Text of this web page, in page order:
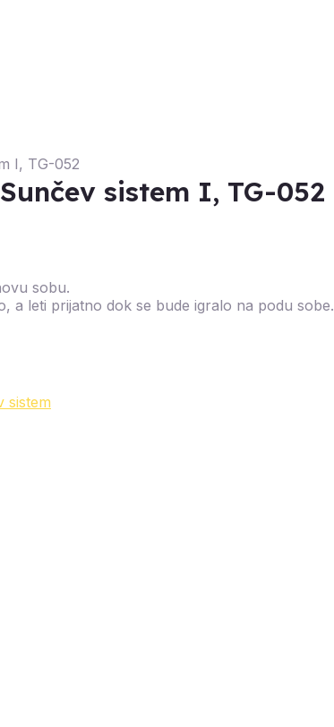
I, TG-052
sistem I, TG-052
sobu.
a leti prijatno dok se bude igralo na podu sobe.
sistem